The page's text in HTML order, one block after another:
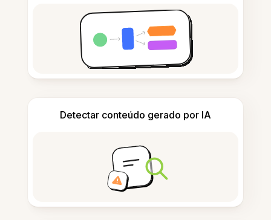
Detectar conteúdo gerado por IA